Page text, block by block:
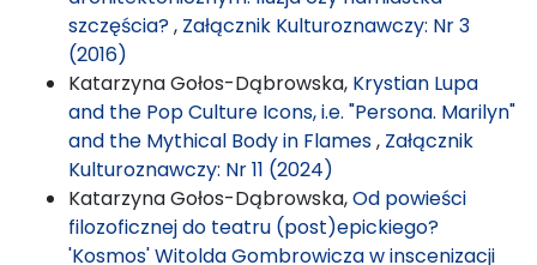
szczęścia?, Załącznik Kulturoznawczy: Nr 3
(2016)
Katarzyna Gołos-Dąbrowska, Krystian Lupa
and the Pop Culture Icons, i.e. "Persona. Marilyn"
and the Mythical Body in Flames, Załącznik
Kulturoznawczy: Nr 11 (2024)
Katarzyna Gołos-Dąbrowska,Od powieści
filozoficznej do teatru (post)epickiego?
'Kosmos' Witolda Gombrowicza w inscenizacji